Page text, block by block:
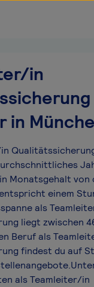
in
in
Monatsgehalt von
einem
als
liegt zwischen
Beruf als
findest du auf
als Teamleiter/in